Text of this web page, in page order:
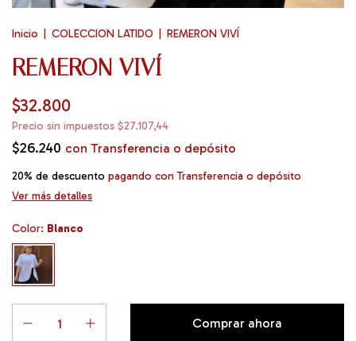
Inicio COLECCION LATIDO REMERON VIVÍ
REMERON VIVÍ
$32.800
Precio sin impuestos $27.107,44
$26.240 con Transferencia o depósito
20% de descuento pagando con Transferencia o depósito
Ver más detalles
Color: Blanco